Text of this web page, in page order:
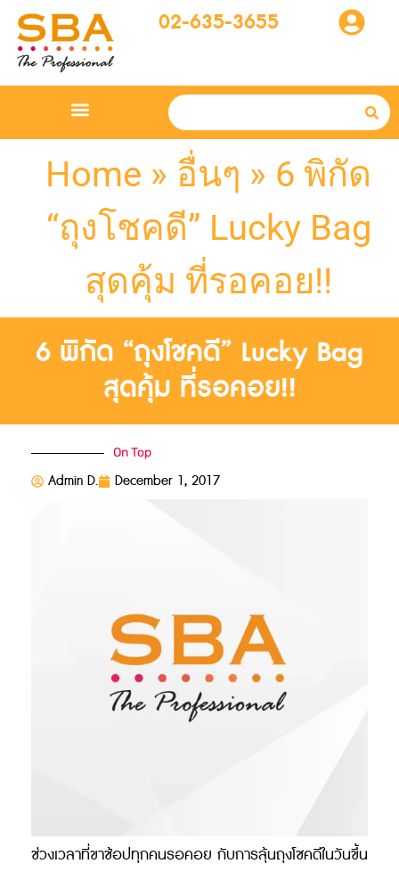
02-635-3655
Home » อื่นๆ » 6 พิกัด
“ถุงโชคดี” Lucky Bag
สุดคุ้ม ที่รอคอย!!
6 พิกัด “ถุงโชคดี” Lucky Bag
สุดคุ้ม ที่รอคอย!!
On Top
Admin D. December 1, 2017
ช่วงเวลาที่ขาช้อปทุกคนรอคอย กับการลุ้นถุงโชคดีในวันขึ้น